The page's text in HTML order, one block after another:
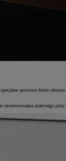
sportowe fotele
monitorowania martwego